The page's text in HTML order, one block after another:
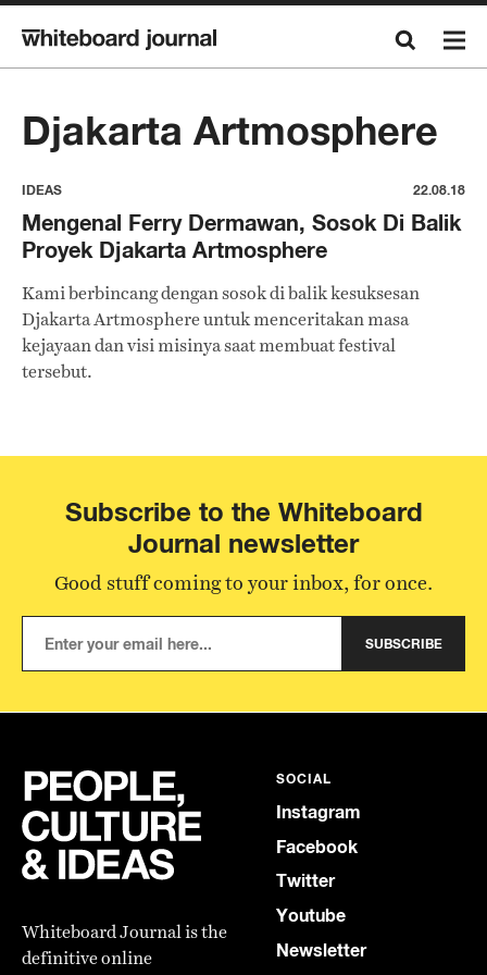
Djakarta Artmosphere
IDEAS 22.08.18
Mengenal Ferry Dermawan, Sosok Di Balik
Proyek Djakarta Artmosphere
Kami berbincang dengan sosok di balik kesuksesan
Djakarta Artmosphere untuk menceritakan masa
kejayaan dan visi misinya saat membuat festival
tersebut.
Subscribe to the Whiteboard
Journal newsletter
Good stuff coming to your inbox, for once.
SUBSCRIBE
Whiteboard Journal is the
definitive online
SOCIAL
Instagram
Facebook
Twitter
Youtube
Newsletter